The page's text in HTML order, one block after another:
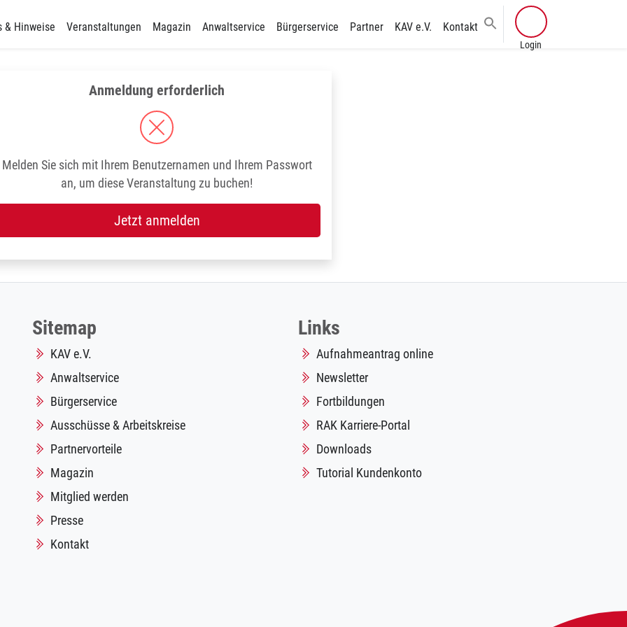
& Hinweise Veranstaltungen Magazin Anwaltservice Bürgerservice Partner KAV e.V. Kontakt
Anmeldung erforderlich
Melden Sie sich mit Ihrem Benutzernamen und Ihrem Passwort
an, um diese Veranstaltung zu buchen!
Jetzt anmelden
Sitemap
KAV e.V.
Anwaltservice
Bürgerservice
Ausschüsse & Arbeitskreise
Partnervorteile
Magazin
Mitglied werden
Presse
Kontakt
Links
Aufnahmeantrag online
Newsletter
Fortbildungen
RAK Karriere-Portal
Downloads
Tutorial Kundenkonto